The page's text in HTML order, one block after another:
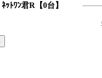
ﾈｯﾄﾜﾝ君R【0台】